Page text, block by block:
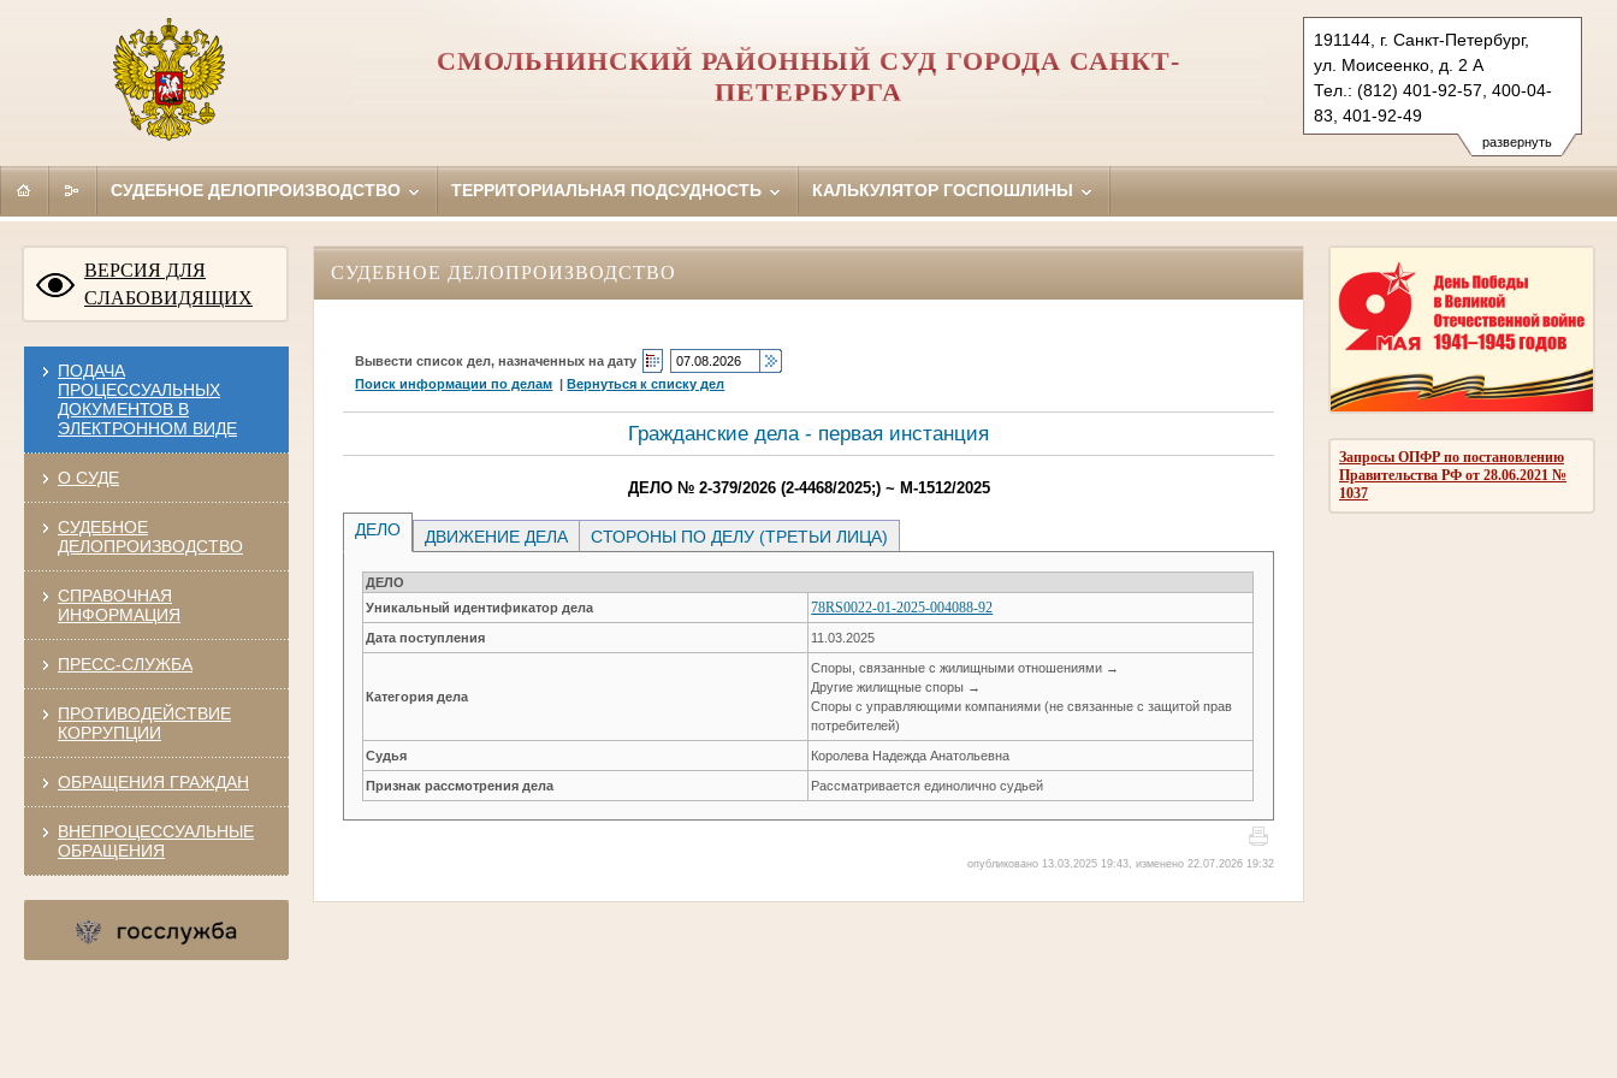
развернуть
191144, г. Санкт-Петербург,
ул. Моисеенко, д. 2 А
Тел.: (812) 401-92-57, 400-04-
83, 401-92-49
smolninsky.spb@sudrf.ru
СМОЛЬНИНСКИЙ РАЙОННЫЙ СУД ГОРОДА САНКТ-
ПЕТЕРБУРГА
СУДЕБНОЕ ДЕЛОПРОИЗВОДСТВО ТЕРРИТОРИАЛЬНАЯ ПОДСУДНОСТЬ КАЛЬКУЛЯТОР ГОСПОШЛИНЫ
ВЕРСИЯ ДЛЯ
СЛАБОВИДЯЩИХ
ПОДАЧА
ПРОЦЕССУАЛЬНЫХ
ДОКУМЕНТОВ В
ЭЛЕКТРОННОМ ВИДЕ
О СУДЕ
СУДЕБНОЕ
ДЕЛОПРОИЗВОДСТВО
СПРАВОЧНАЯ
ИНФОРМАЦИЯ
ПРЕСС-СЛУЖБА
ПРОТИВОДЕЙСТВИЕ
КОРРУПЦИИ
ОБРАЩЕНИЯ ГРАЖДАН
ВНЕПРОЦЕССУАЛЬНЫЕ
ОБРАЩЕНИЯ
Запросы ОПФР по постановлению
Правительства РФ от 28.06.2021 №
1037
СУДЕБНОЕ ДЕЛОПРОИЗВОДСТВО
Вывести список дел, назначенных на дату
Поиск информации по делам |Вернуться к списку дел
Гражданские дела - первая инстанция
ДЕЛО № 2-379/2026 (2-4468/2025;) ~ М-1512/2025
ДЕЛО ДВИЖЕНИЕ ДЕЛА СТОРОНЫ ПО ДЕЛУ (ТРЕТЬИ ЛИЦА)
ДЕЛО
Уникальный идентификатор дела
78RS0022-01-2025-004088-92
Дата поступления 11.03.2025
Категория дела
Споры, связанные с жилищными отношениями →
Другие жилищные споры →
Споры с управляющими компаниями (не связанные с защитой прав
потребителей)
Судья Королева Надежда Анатольевна
Признак рассмотрения дела Рассматривается единолично судьей
опубликовано 13.03.2025 19:43, изменено 22.07.2026 19:32